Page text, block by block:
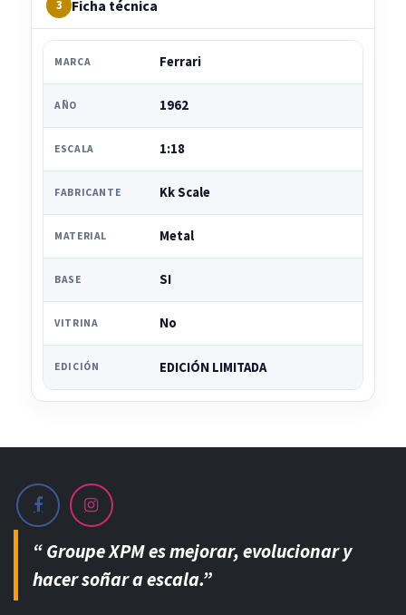
3 Ficha técnica
MARCA Ferrari
AÑO 1962
ESCALA 1:18
FABRICANTE Kk Scale
MATERIAL Metal
BASE SI
VITRINA No
EDICIÓN EDICIÓN LIMITADA
“ Groupe XPM es mejorar, evolucionar y
hacer soñar a escala.”